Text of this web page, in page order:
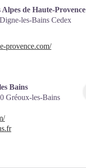
Alpes de Haute-Provence
Digne-les-Bains Cedex
provence.com/
Bains
Gréoux-les-Bains